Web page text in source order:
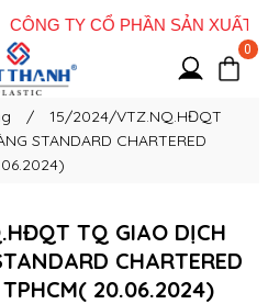
0
/
15/2024/VTZ.NQ.HĐQT
STANDARD CHARTERED
TQ GIAO DỊCH
CHARTERED
20.06.2024)